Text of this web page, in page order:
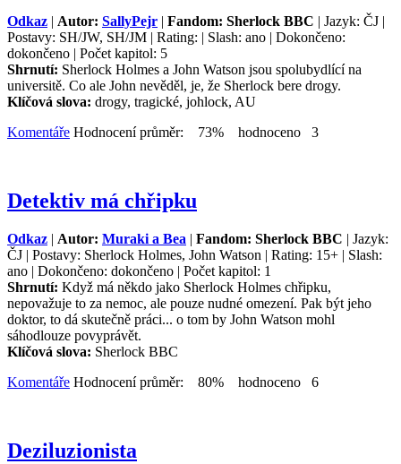
Odkaz | Autor: SallyPejr | Fandom: Sherlock BBC | Jazyk: ČJ |
Postavy: SH/JW, SH/JM | Rating: | Slash: ano | Dokončeno:
dokončeno | Počet kapitol: 5
Shrnutí: Sherlock Holmes a John Watson jsou spolubydlící na
universitě. Co ale John nevěděl, je, že Sherlock bere drogy.
Klíčová slova: drogy, tragické, johlock, AU
Komentáře Hodnocení průměr: 73% hodnoceno 3
Detektiv má chřipku
Odkaz | Autor: Muraki a Bea | Fandom: Sherlock BBC | Jazyk:
ČJ | Postavy: Sherlock Holmes, John Watson | Rating: 15+ | Slash:
ano | Dokončeno: dokončeno | Počet kapitol: 1
Shrnutí: Když má někdo jako Sherlock Holmes chřipku,
nepovažuje to za nemoc, ale pouze nudné omezení. Pak být jeho
doktor, to dá skutečně práci... o tom by John Watson mohl
sáhodlouze povyprávět.
Klíčová slova: Sherlock BBC
Komentáře Hodnocení průměr: 80% hodnoceno 6
Deziluzionista